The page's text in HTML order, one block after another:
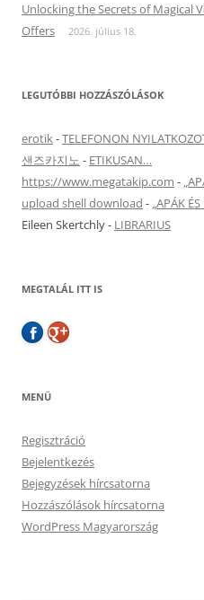
Unlocking the Secrets of Magical
Offers
2026. július 18.
LEGUTÓBBI HOZZÁSZÓLÁSOK
erotik-TELEFONON
샌즈카지노 - ETIKUSAN…
https://www.megatakip.com -
upload shell download - „APÁK
Eileen Skertchly- LIBRARIUS
MEGTALÁL ITT IS
MENÜ
Regisztráció
Bejelentkezés
Bejegyzések hírcsatorna
Hozzászólások hírcsatorna
WordPress Magyarország